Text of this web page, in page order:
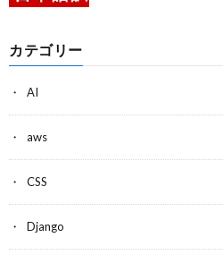
カテゴリー
AI
aws
CSS
Django